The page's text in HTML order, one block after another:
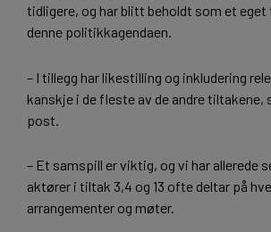
tidligere, og har blitt beholdt som et
denne politikkagendaen.
– I tillegg har likestilling og inkludering
kanskje i de fleste av de andre tiltakene,
post.
– Et samspill er viktig, og vi har allerede
aktører i tiltak 3,4 og 13 ofte deltar på
arrangementer og møter.